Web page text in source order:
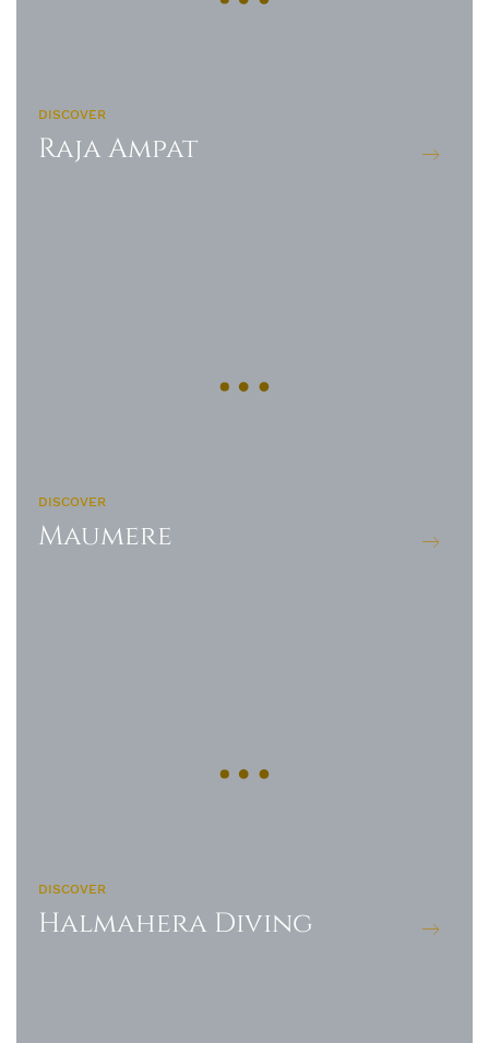
DISCOVER
Raja Ampat
DISCOVER
Maumere
DISCOVER
Halmahera Diving